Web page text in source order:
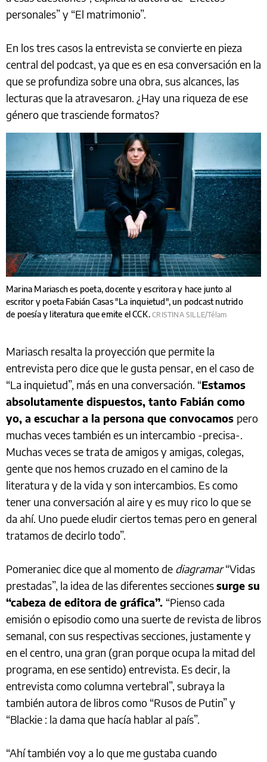
personales” y “El matrimonio”.
En los tres casos la entrevista se convierte en pieza
central del podcast, ya que es en esa conversación en la
que se profundiza sobre una obra, sus alcances, las
lecturas que la atravesaron. ¿Hay una riqueza de ese
género que trasciende formatos?
Marina Mariasch es poeta, docente y escritora y hace junto al
escritor y poeta Fabián Casas "La inquietud", un podcast nutrido
de poesía y literatura que emite el CCK.CRISTINA SILLE/Télam
Mariasch resalta la proyección que permite la
entrevista pero dice que le gusta pensar, en el caso de
“La inquietud”, más en una conversación. “Estamos
absolutamente dispuestos, tanto Fabián como
yo, a escuchar a la persona que convocamos pero
muchas veces también es un intercambio -precisa-.
Muchas veces se trata de amigos y amigas, colegas,
gente que nos hemos cruzado en el camino de la
literatura y de la vida y son intercambios. Es como
tener una conversación al aire y es muy rico lo que se
da ahí. Uno puede eludir ciertos temas pero en general
tratamos de decirlo todo”.
Pomeraniec dice que al momento de diagramar“Vidas
prestadas”, la idea de las diferentes seccionessurge su
“cabeza de editora de gráfica”. “Pienso cada
emisión o episodio como una suerte de revista de libros
semanal, con sus respectivas secciones, justamente y
en el centro, una gran (gran porque ocupa la mitad del
programa, en ese sentido) entrevista. Es decir, la
entrevista como columna vertebral”, subraya la
también autora de libros como “Rusos de Putin” y
“Blackie : la dama que hacía hablar al país”.
“Ahí también voy a lo que me gustaba cuando